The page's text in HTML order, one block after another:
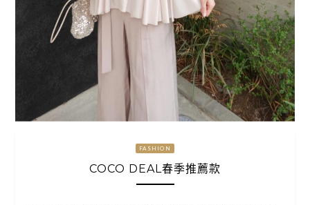
FASHION
COCO DEAL春季推薦款